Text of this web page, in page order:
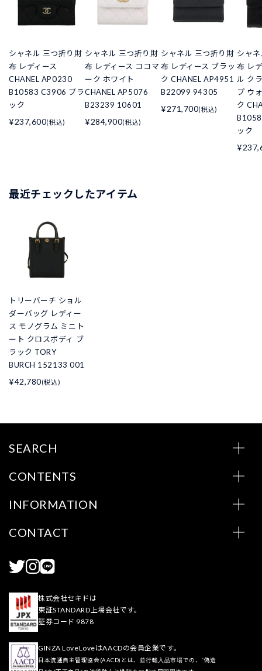
シャネル 三つ折り財
布 レディース
CHANEL AP0230
B10583 C3906 ブラ
ック
¥237,600(税込)
シャネル 三つ折り財
布 レディース ココマ
ーク ホワイト
CHANEL AP5076
B23239 10601
¥284,900(税込)
シャネル 三つ折り財
布 レディース ブラッ
ク CHANEL AP4951
B22099 94305
¥271,700(税込)
シャ
布 レ
ル ク
プ ウ
ク
ック
最近チェックしたアイテム
トリーバーチ ショル
ダーバッグ レディー
ス モノグラム ミニト
ート クロスボディ ブ
ラック TORY
BURCH 152133 001
¥42,780(税込)
SEARCH
CONTENTS
INFORMATION
CONTACT
株式会社セキドは
東証STANDARD上場会社です。
証券コード 9878
GINZA LoveLoveはAACDの会員企業です。
日本流通自主管理協会(AACD)とは、並行輸入品市場での、“偽造